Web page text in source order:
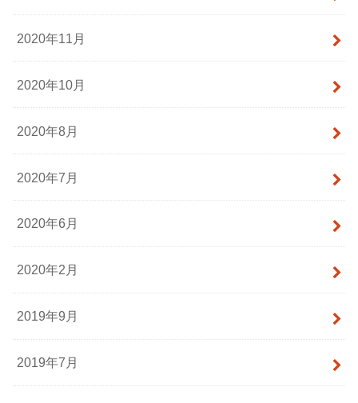
2020年11月
2020年10月
2020年8月
2020年7月
2020年6月
2020年2月
2019年9月
2019年7月